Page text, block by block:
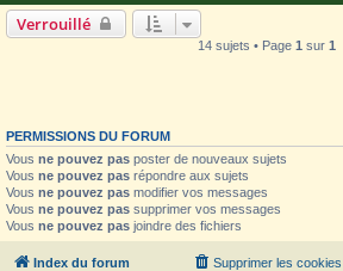
Verrouillé
14 sujets • Page 1 sur 1
PERMISSIONS DU FORUM
Vous ne pouvez pas poster de nouveaux sujets
Vous ne pouvez pas répondre aux sujets
Vous ne pouvez pas modifier vos messages
Vous ne pouvez pas supprimer vos messages
Vous ne pouvez pas joindre des fichiers
Index du forum Supprimer les cookies